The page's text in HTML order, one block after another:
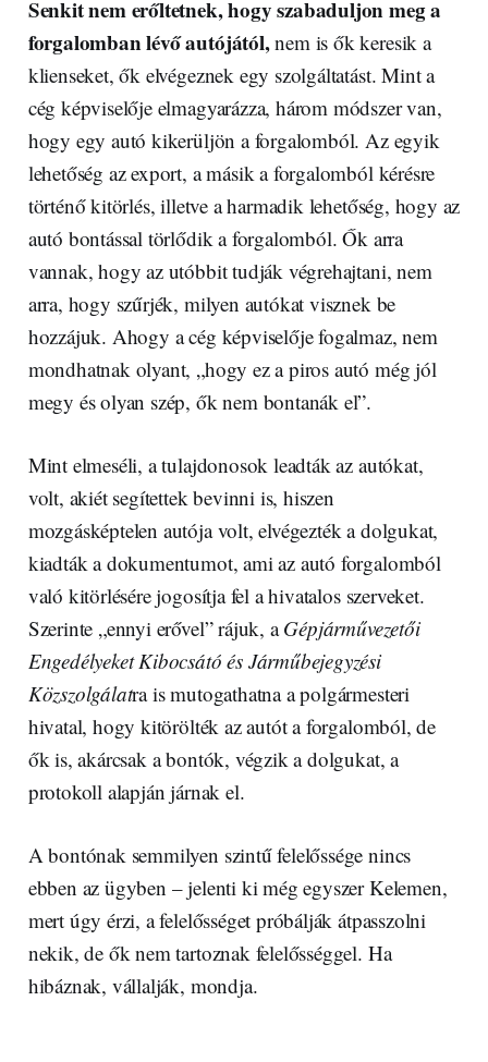
Senkit nem erőltetnek, hogy szabaduljon meg a
forgalomban lévő autójától,nem is ők keresik a
klienseket, ők elvégeznek egy szolgáltatást. Mint a
cég képviselője elmagyarázza, három módszer van,
hogy egy autó kikerüljön a forgalomból. Az egyik
lehetőség az export, a másik a forgalomból kérésre
történő kitörlés, illetve a harmadik lehetőség, hogy az
autó bontással törlődik a forgalomból. Ők arra
vannak, hogy az utóbbit tudják végrehajtani, nem
arra, hogy szűrjék, milyen autókat visznek be
hozzájuk. Ahogy a cég képviselője fogalmaz, nem
mondhatnak olyant, „hogy ez a piros autó még jól
megy és olyan szép, ők nem bontanák el”.
Mint elmeséli, a tulajdonosok leadták az autókat,
volt, akiét segítettek bevinni is, hiszen
mozgásképtelen autója volt, elvégezték a dolgukat,
kiadták a dokumentumot, ami az autó forgalomból
való kitörlésére jogosítja fel a hivatalos szerveket.
Szerinte „ennyi erővel” rájuk, aGépjárművezetői
Engedélyeket Kibocsátó és Járműbejegyzési
Közszolgálatra is mutogathatna a polgármesteri
hivatal, hogy kitörölték az autót a forgalomból, de
ők is, akárcsak a bontók, végzik a dolgukat, a
protokoll alapján járnak el.
A bontónak semmilyen szintű felelőssége nincs
ebben az ügyben – jelenti ki még egyszer Kelemen,
mert úgy érzi, a felelősséget próbálják átpasszolni
nekik, de ők nem tartoznak felelősséggel. Ha
hibáznak, vállalják, mondja.